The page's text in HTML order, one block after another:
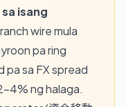
isang
wire mula
pa ring
sa FX spread
ng halaga.